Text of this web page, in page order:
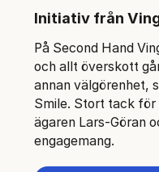
Initiativ från
På Second Hand
och allt överskott
annan välgörenhet,
Smile. Stort tack
ägaren Lars-Göran
engagemang.